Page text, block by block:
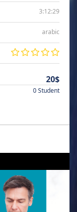
3:12:29
arabic
20$
0 Student